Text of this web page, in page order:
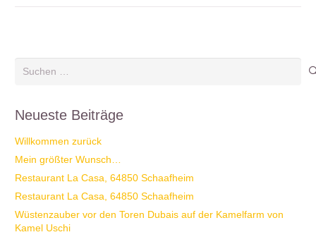
Suchen
Neueste Beiträge
Willkommen zurück
Mein größter Wunsch…
Restaurant La Casa, 64850 Schaafheim
Restaurant La Casa, 64850 Schaafheim
Wüstenzauber vor den Toren Dubais auf der Kamelfarm von
Kamel Uschi